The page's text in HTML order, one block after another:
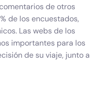
de otros
de los encuestados,
Las webs de los
importantes para los
de su viaje, junto a